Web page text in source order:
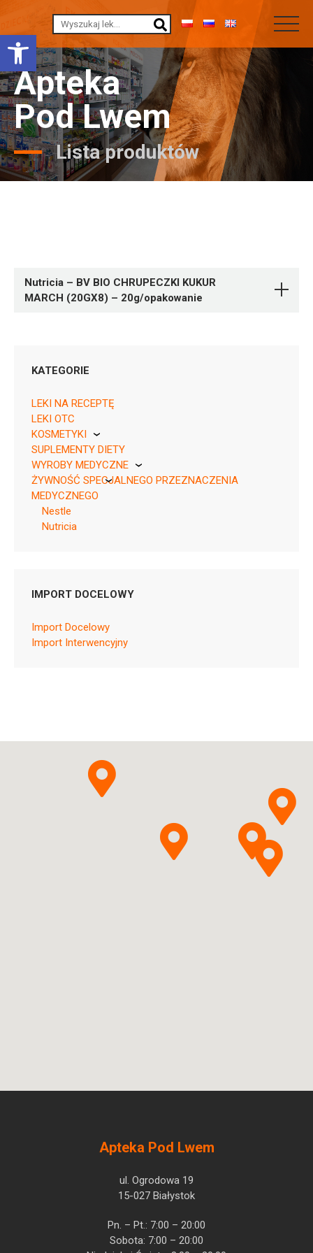
Otwórz pasek narzędzi
Apteka
Pod Lwem
Lista produktów
Nutricia – BV BIO CHRUPECZKI KUKUR
MARCH (20GX8) – 20g/opakowanie
KATEGORIE
LEKI NA RECEPTĘ
LEKI OTC
KOSMETYKI
Pierre Fabre
SUPLEMENTY DIETY
WYROBY MEDYCZNE
KikGel
ŻYWNOŚĆ SPECJALNEGO PRZEZNACZENIA
MEDYCZNEGO
Nestle
Nutricia
IMPORT DOCELOWY
Import Docelowy
Import Interwencyjny
Apteka Pod Lwem
ul. Ogrodowa 19
15-027 Białystok
Pn. – Pt.: 7:00 – 20:00
Sobota: 7:00 – 20:00